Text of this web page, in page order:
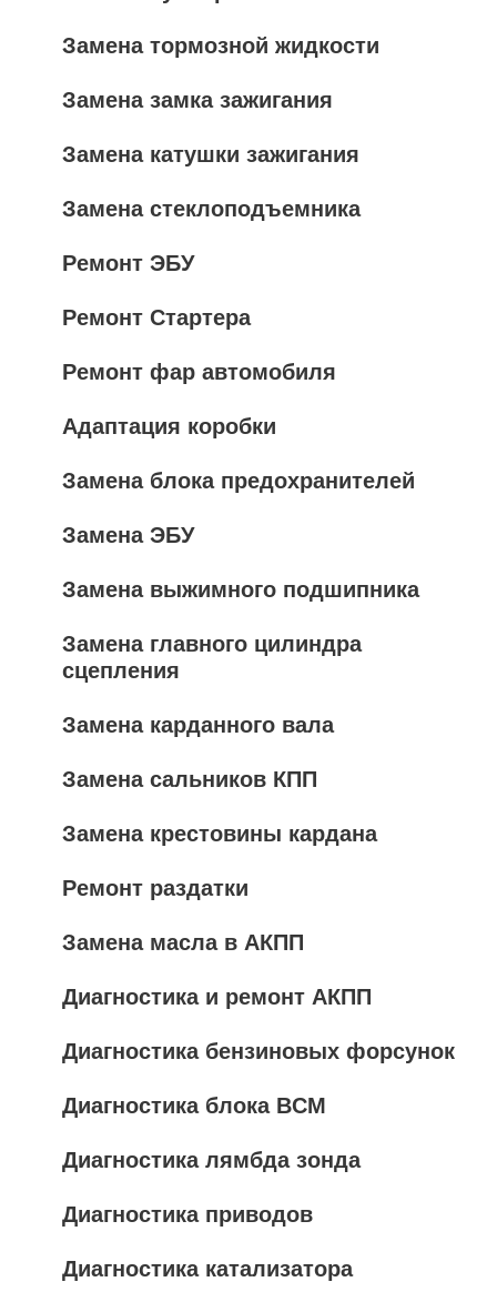
Замена тормозной жидкости
Замена замка зажигания
Замена катушки зажигания
Замена стеклоподъемника
Ремонт ЭБУ
Ремонт Стартера
Ремонт фар автомобиля
Адаптация коробки
Замена блока предохранителей
Замена ЭБУ
Замена выжимного подшипника
Замена главного цилиндра
сцепления
Замена карданного вала
Замена сальников КПП
Замена крестовины кардана
Ремонт раздатки
Замена масла в АКПП
Диагностика и ремонт АКПП
Диагностика бензиновых форсунок
Диагностика блока BCM
Диагностика лямбда зонда
Диагностика приводов
Диагностика катализатора